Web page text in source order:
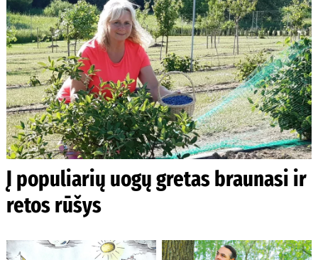
Į populiarių uogų gretas braunasi ir
retos rūšys